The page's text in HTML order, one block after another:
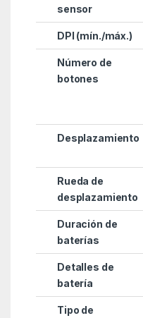
sensor
DPI (mín./máx.)
Número de
botones
Desplazamiento
Rueda de
desplazamiento
Duración de
baterías
Detalles de
batería
Tipo de